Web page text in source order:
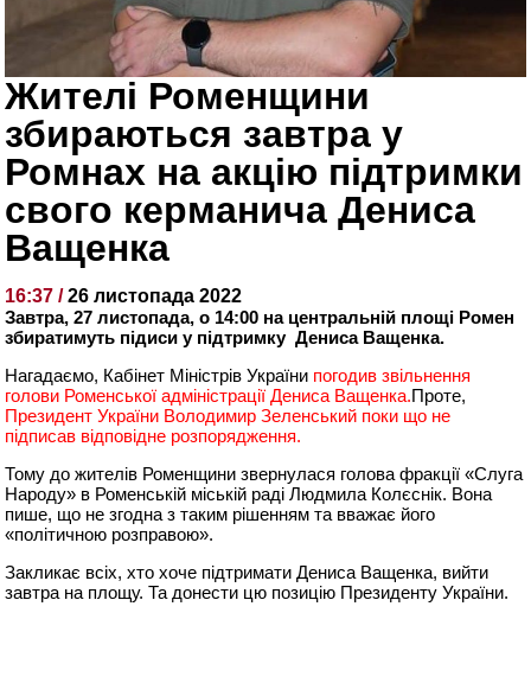
Жителі Роменщини
збираються завтра у
Ромнах на акцію підтримки
свого керманича Дениса
Ващенка
16:37 /26 листопада 2022
Завтра, 27 листопада, о 14:00 на центральній площі Ромен
збиратимуть підиси у підтримку Дениса Ващенка.
Нагадаємо, Кабінет Міністрів України погодив звільнення
голови Роменської адміністрації Дениса Ващенка.Проте,
Президент України Володимир Зеленський поки що не
підписав відповідне розпорядження.
Тому до жителів Роменщини звернулася голова фракції «Слуга
Народу» в Роменській міській раді Людмила Колєснік. Вона
пише, що не згодна з таким рішенням та вважає його
«політичною розправою».
Закликає всіх, хто хоче підтримати Дениса Ващенка, вийти
завтра на площу. Та донести цю позицію Президенту України.